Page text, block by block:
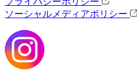
ソーシャルメディアポリシー